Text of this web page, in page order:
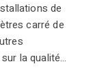
de
carré de
la qualité…